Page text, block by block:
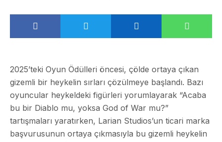
2025’teki Oyun Ödülleri öncesi, çölde ortaya çıkan
gizemli bir heykelin sırları çözülmeye başlandı. Bazı
oyuncular heykeldeki figürleri yorumlayarak “Acaba
bu bir Diablo mu, yoksa God of War mu?”
tartışmaları yaratırken, Larian Studios’un ticari marka
başvurusunun ortaya çıkmasıyla bu gizemli heykelin